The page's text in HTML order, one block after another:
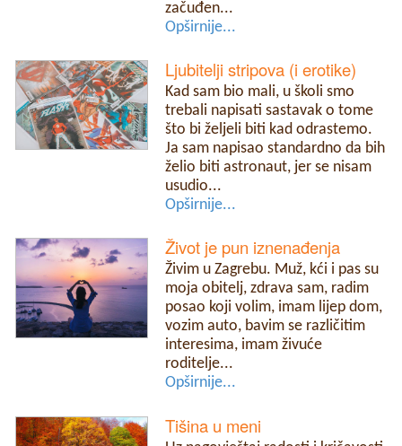
začuđen...
Opširnije...
Ljubitelji stripova (i erotike)
Kad sam bio mali, u školi smo
trebali napisati sastavak o tome
što bi željeli biti kad odrastemo.
Ja sam napisao standardno da bih
želio biti astronaut, jer se nisam
usudio...
Opširnije...
Život je pun iznenađenja
Živim u Zagrebu. Muž, kći i pas su
moja obitelj, zdrava sam, radim
posao koji volim, imam lijep dom,
vozim auto, bavim se različitim
interesima, imam živuće
roditelje...
Opširnije...
Tišina u meni